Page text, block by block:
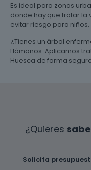
Es ideal para zonas
donde hay que tratar
evitar riesgo para
¿Tienes un árbol
Llámanos. Aplicamos
Huesca de forma
¿Quieres
Solicita